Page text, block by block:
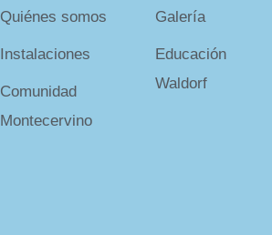
Quiénes somos
Instalaciones
Comunidad
Montecervino
Galería
Educación
Waldorf